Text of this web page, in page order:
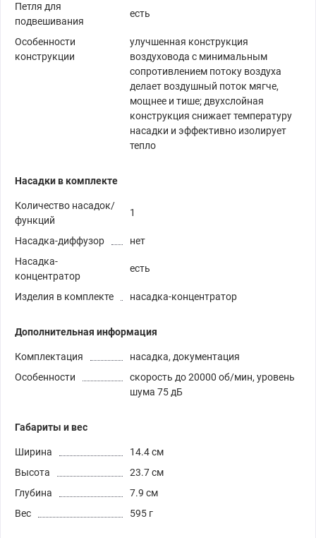
Петля для
подвешивания
есть
Особенности
конструкции
улучшенная конструкция
воздуховода с минимальным
сопротивлением потоку воздуха
делает воздушный поток мягче,
мощнее и тише; двухслойная
конструкция снижает температуру
насадки и эффективно изолирует
тепло
Насадки в комплекте
Количество насадок/
функций
1
Насадка-диффузор
нет
Насадка-
концентратор
есть
Изделия в комплекте насадка-концентратор
Дополнительная информация
Комплектация
насадка, документация
Особенности
скорость до 20000 об/мин, уровень
шума 75 дБ
Габариты и вес
Ширина
14.4 см
Высота
23.7 см
Глубина
7.9 см
Вес
595 г